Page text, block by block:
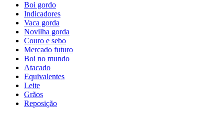
Boi gordo
Indicadores
Vaca gorda
Novilha gorda
Couro e sebo
Mercado futuro
Boi no mundo
Atacado
Equivalentes
Leite
Grãos
Reposição